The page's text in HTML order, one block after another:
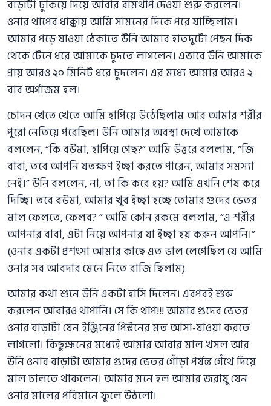
বাড়াটা ঢুকিয়ে দিয়ে আবার রামথাপ দেওয়া শুরু করলেন।
ওনার থাপের ধাক্কায় আমি সামনের দিকে পরে যাচ্ছিলাম।
আমার পড়ে যাওয়া ঠেকাতে উনি আমার হাতদুটো পেছন দিক
থেকে টেনে ধরে আমাকে চুদতে লাগলেন। এভাবে উনি আমাকে
প্রায় আরও ২০ মিনিট ধরে চুদলেন। এর মধ্যে আমার আরও ২
বার অর্গাজম হল।
চোদন খেতে খেতে আমি হাপিয়ে উঠেছিলাম আর আমার শরীর
পুরো নেতিয়ে পরেছিল। উনি আমার অবস্থা দেখে আমাকে
বললেন, “কি বউমা, হাপিয়ে গেছ?” আমি উত্তরে বললাম, “জি
বাবা, তবে আপনি যতক্ষণ ইচ্ছা করতে পারেন, আমার সমস্যা
নেই।” উনি বললেন, না, তা কি করে হয়? আমি এখনি শেষ করে
দিচ্ছি। তবে বউমা, আমার খুব ইচ্ছা হচ্ছে তোমার গুদের ভেতর
মাল ফেলতে, ফেলব? ” আমি কোন রকমে বললাম, “এ শরীর
আপনার বাবা, এটা নিয়ে আপনার যা ইচ্ছা হয় করুন আপনি।”
(ওনার একটা প্রশংসা আমার কাছে এত ভাল লেগেছিল যে আমি
ওনার সব আবদার মেনে নিতে রাজি ছিলাম)
আমার কথা শুনে উনি একটা হাসি দিলেন। এরপরই শুরু
করলেন আবারও থাপানি। সে কি থাপ!!! আমার গুদের ভেতর
ওনার বাড়াটা যেন ইঞ্জিনের পিস্টনের মত আসা-যাওয়া করতে
লাগলো। কিছুক্ষনের মধ্যেই আমার আবার মাল খসল আর
উনি ওনার বাড়াটা আমার গুদের ভেতর গোঁড়া পর্যন্ত গেঁথে দিয়ে
মাল ঢালতে থাকলেন। আমার মনে হল আমার জরায়ু যেন
ওনার মালের পরিমানে ফুলে উঠলো।